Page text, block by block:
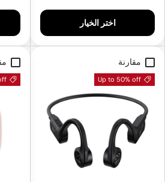
اختر الخيار
مقارنة
Up to 50% off